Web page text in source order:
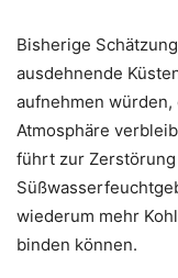
Bisherige
ausdehnende
aufnehmen
Atmosphäre
führt zur
wiederum mehr
binden können.